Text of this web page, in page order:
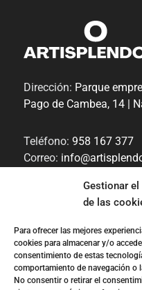
Gestionar
de las
Para ofrecer las mejores
cookies para almacenar y/o
consentimiento de estas
comportamiento de navegación o
No consentir o retirar el
Dirección: Parque
Pago de Cambea, 14 |
Teléfono: 958 167 377
Correo:
Trabaja con nosotros
“
Fondo